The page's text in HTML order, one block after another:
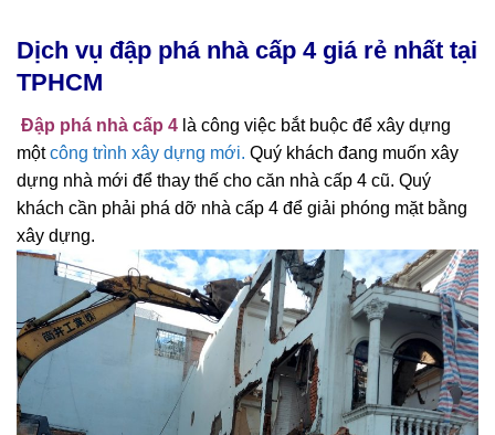
Dịch vụ đập phá nhà cấp 4 giá rẻ nhất tại
Đập phá nhà cấp 4là công việc bắt buộc để xây dựng
mộtcông trình xây dựng mới.Quý khách đang muốn xây
dựng nhà mới để thay thế cho căn nhà cấp 4 cũ. Quý
khách cần phải phá dỡ nhà cấp 4 để giải phóng mặt bằng
xây dựng.